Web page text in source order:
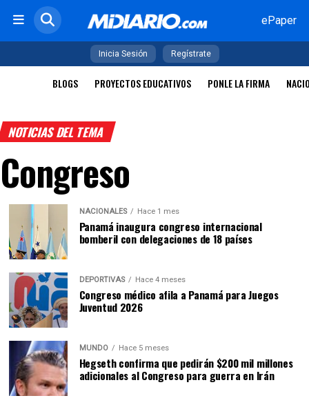
ePaper
Inicia Sesión Regístrate
BLOGS PROYECTOS EDUCATIVOS PONLE LA FIRMA
NOTICIAS DEL TEMA
Congreso
NACIONALES Hace 1 mes
Panamá inaugura congreso internacional
bomberil con delegaciones de 18 países
DEPORTIVAS Hace 4 meses
Congreso médico afila a Panamá para Juegos
Juventud 2026
MUNDO Hace 5 meses
Hegseth confirma que pedirán $200 mil millones
adicionales al Congreso para guerra en Irán